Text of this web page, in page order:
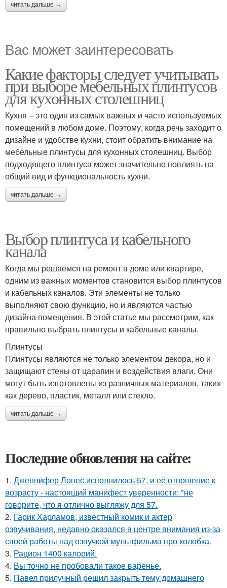
читать дальше →
Вас может заинтересовать
Какие факторы следует учитывать
при выборе мебельных плинтусов
для кухонных столешниц
Кухня – это один из самых важных и часто используемых
помещений в любом доме. Поэтому, когда речь заходит о
дизайне и удобстве кухни, стоит обратить внимание на
мебельные плинтусы для кухонных столешниц. Выбор
подходящего плинтуса может значительно повлиять на
общий вид и функциональность кухни.
читать дальше →
Выбор плинтуса и кабельного
канала
Когда мы решаемся на ремонт в доме или квартире,
одним из важных моментов становится выбор плинтусов
и кабельных каналов. Эти элементы не только
выполняют свою функцию, но и являются частью
дизайна помещения. В этой статье мы рассмотрим, как
правильно выбрать плинтусы и кабельные каналы.
Плинтусы
Плинтусы являются не только элементом декора, но и
защищают стены от царапин и воздействия влаги. Они
могут быть изготовлены из различных материалов, таких
как дерево, пластик, металл или стекло.
читать дальше →
Последние обновления на сайте:
1. Дженнифер Лопес исполнилось 57, и её отношение к
возрасту - настоящий манифест уверенности: "не
говорите, что я отлично выгляжу для 57.
2. Гарик Харламов, известный комик и актер
озвучивания, недавно оказался в центре внимания из-за
своей работы над озвучкой мультфильма про колобка.
3. Рацион 1400 калорий.
4. Вы точно не пробовали такое варенье.
5. Павел прилучный решил закрыть тему домашнего